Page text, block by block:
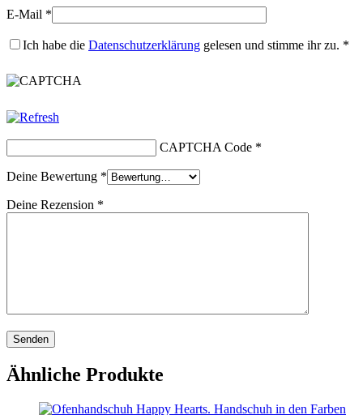
E-Mail *
Ich habe die Datenschutzerklärung gelesen und stimme ihr zu. *
CAPTCHA Code *
Deine Bewertung *
Deine Rezension *
Ähnliche Produkte